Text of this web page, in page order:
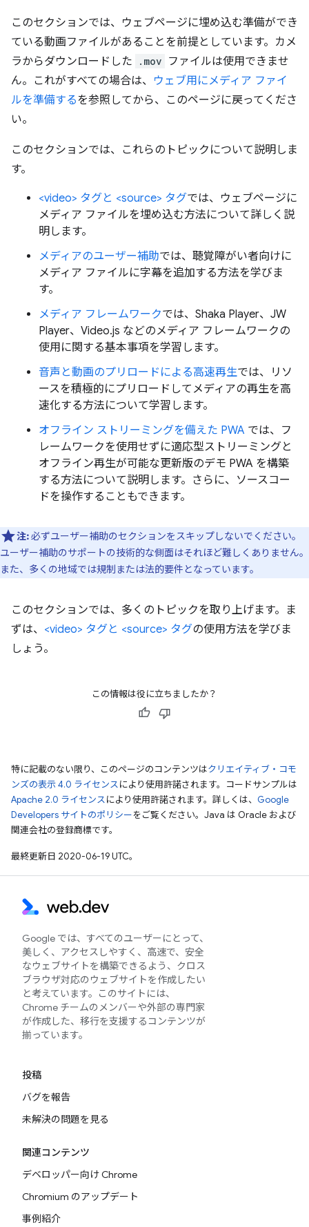
このセクションでは、ウェブページに埋め込む準備ができ
ている動画ファイルがあることを前提としています。カメ
ラからダウンロードした
.mov ファイルは使用できませ
ん。これがすべての場合は、 ウェブ用にメディア ファイ
ルを準備するを参照してから、このページに戻ってくださ
い。
このセクションでは、これらのトピックについて説明しま
す。
<video> タグと <source> タグでは、ウェブページに
メディア ファイルを埋め込む方法について詳しく説
明します。
メディアのユーザー補助では、聴覚障がい者向けに
メディア ファイルに字幕を追加する方法を学びま
す。
メディア フレームワークでは、Shaka Player、JW
Player、Video.js などのメディア フレームワークの
使用に関する基本事項を学習します。
音声と動画のプリロードによる高速再生では、リソ
ースを積極的にプリロードしてメディアの再生を高
速化する方法について学習します。
オフライン ストリーミングを備えた PWA では、フ
レームワークを使用せずに適応型ストリーミングと
オフライン再生が可能な更新版のデモ PWA を構築
する方法について説明します。さらに、ソースコー
ドを操作することもできます。
注:必ずユーザー補助のセクションをスキップしないでください。
ユーザー補助のサポートの技術的な側面はそれほど難しくありません。
また、多くの地域では規制または法的要件となっています。
このセクションでは、多くのトピックを取り上げます。ま
ずは、 <video> タグと <source> タグの使用方法を学びま
しょう。
この情報は役に立ちましたか？
特に記載のない限り、このページのコンテンツはクリエイティブ・コモ
ンズの表示 4.0 ライセンスにより使用許諾されます。コードサンプルは
Apache 2.0 ライセンスにより使用許諾されます。詳しくは、 Google
Developers サイトのポリシーをご覧ください。Java は Oracle および
関連会社の登録商標です。
最終更新日 2020-06-19 UTC。
Google では、すべてのユーザーにとって、
美しく、アクセスしやすく、高速で、安全
なウェブサイトを構築できるよう、クロス
ブラウザ対応のウェブサイトを作成したい
と考えています。このサイトには、
Chrome チームのメンバーや外部の専門家
が作成した、移行を支援するコンテンツが
揃っています。
投稿
バグを報告
未解決の問題を見る
関連コンテンツ
デベロッパー向け Chrome
Chromium のアップデート
事例紹介